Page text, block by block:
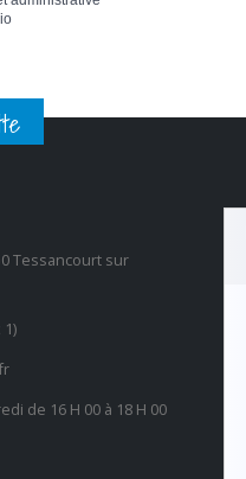
Tessancourt sur
1)
de 16 H 00 à 18 H 00